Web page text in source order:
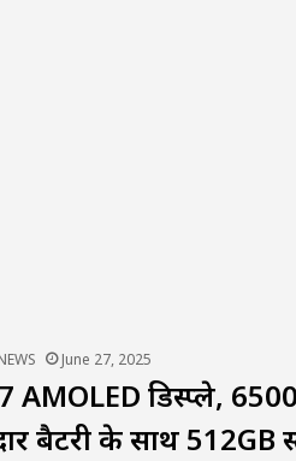
June 27, 2025
AMOLED डिस्प्ले,
बैटरी के साथ 512GB